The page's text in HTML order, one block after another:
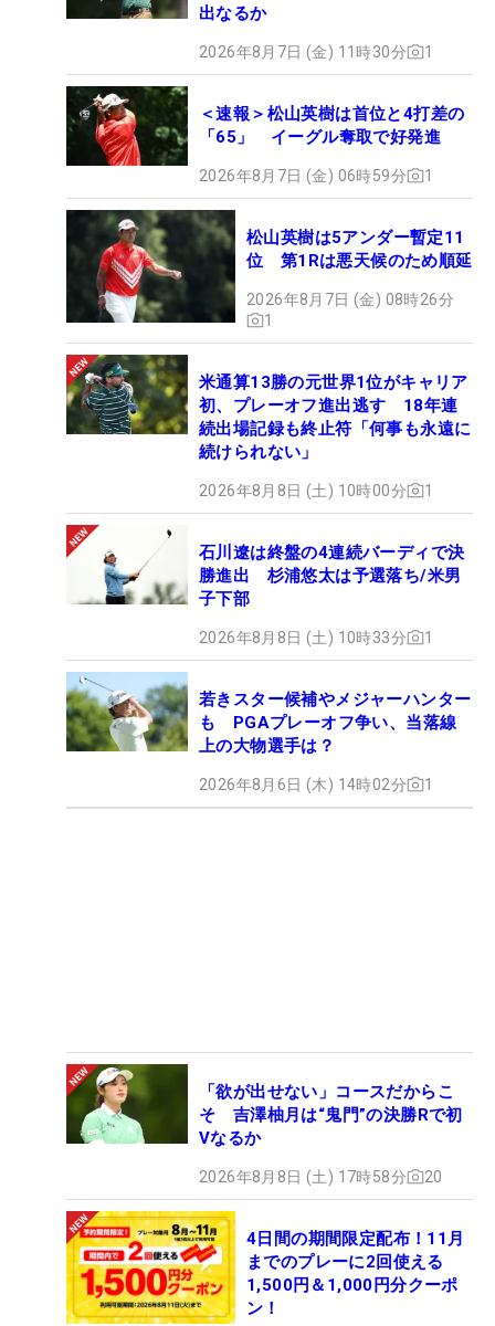
出なるか
2026年8月7日 (金) 11時30分 1
＜速報＞松山英樹は首位と4打差の
「65」 イーグル奪取で好発進
2026年8月7日 (金) 06時59分 1
松山英樹は5アンダー暫定11
位 第1Rは悪天候のため順延
2026年8月7日 (金) 08時26分
1
米通算13勝の元世界1位がキャリア
初、プレーオフ進出逃す 18年連
続出場記録も終止符「何事も永遠に
続けられない」
2026年8月8日 (土) 10時00分 1
石川遼は終盤の4連続バーディで決
勝進出 杉浦悠太は予選落ち/米男
子下部
2026年8月8日 (土) 10時33分 1
若きスター候補やメジャーハンター
も PGAプレーオフ争い、当落線
上の大物選手は？
2026年8月6日 (木) 14時02分 1
「欲が出せない」コースだからこ
そ 吉澤柚月は“鬼門”の決勝Rで初
Vなるか
2026年8月8日 (土) 17時58分 20
4日間の期間限定配布！11月
までのプレーに2回使える
1,500円＆1,000円分クーポ
ン！